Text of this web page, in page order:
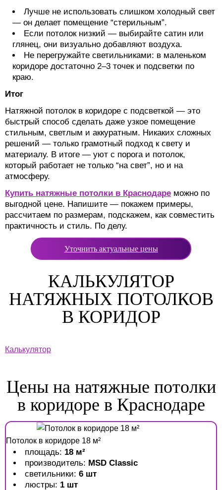
Лучше не использовать слишком холодный свет
— он делает помещение “стерильным”.
Если потолок низкий — выбирайте сатин или
глянец, они визуально добавляют воздуха.
Не перегружайте светильниками: в маленьком
коридоре достаточно 2–3 точек и подсветки по
краю.
Итог
Натяжной потолок в коридоре с подсветкой — это
быстрый способ сделать даже узкое помещение
стильным, светлым и аккуратным. Никаких сложных
решений — только грамотный подход к свету и
материалу. В итоге — уют с порога и потолок,
который работает не только “на свет”, но и на
атмосферу.
Купить натяжные потолки в Краснодаре можно по
выгодной цене. Напишите — покажем примеры,
рассчитаем по размерам, подскажем, как совместить
практичность и стиль. По делу.
Уточнить актуальные цены
КАЛЬКУЛЯТОР
НАТЯЖНЫХ ПОТОЛКОВ
В КОРИДОР
Калькулятор
Цены на натяжные потолки
в коридоре в Краснодаре
Потолок в коридоре 18 м²
площадь: 18 м²
производитель: MSD Classic
светильники: 6 шт
люстры: 1 шт